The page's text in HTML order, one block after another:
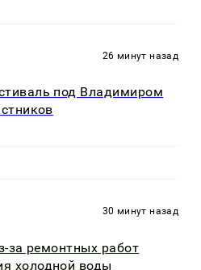
26 минут назад
под Владимиром
30 минут назад
за ремонтных работ
холодной воды